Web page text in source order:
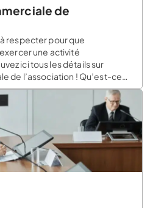
de
respecter pour que
une activité
ici tous les détails sur
de l’association ! Qu’est-ce
activité commerciale ?
peuvent exercer des activités
ou lucratives de façon
le cas pour les associations de